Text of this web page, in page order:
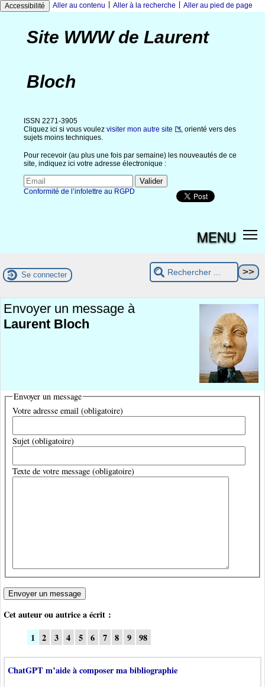
Accessibilité Aller au contenu Aller à la recherche Aller au pied de page
Site WWW de Laurent
Bloch
ISSN 2271-3905
Cliquez ici si vous voulez visiter mon autre site
, orienté vers des
sujets moins techniques.
Pour recevoir (au plus une fois par semaine) les nouveautés de ce
site, indiquez ici votre adresse électronique :
Conformité de l’infolettre au RGPD
MENU
Se connecter
Envoyer un message à
Laurent Bloch
Envoyer un message
Votre adresse email (obligatoire)
Sujet (obligatoire)
Texte de votre message (obligatoire)
Cet auteur ou autrice a écrit :
1 2 3 4 5 6 7 8 9 98
ChatGPT m’aide à composer ma bibliographie